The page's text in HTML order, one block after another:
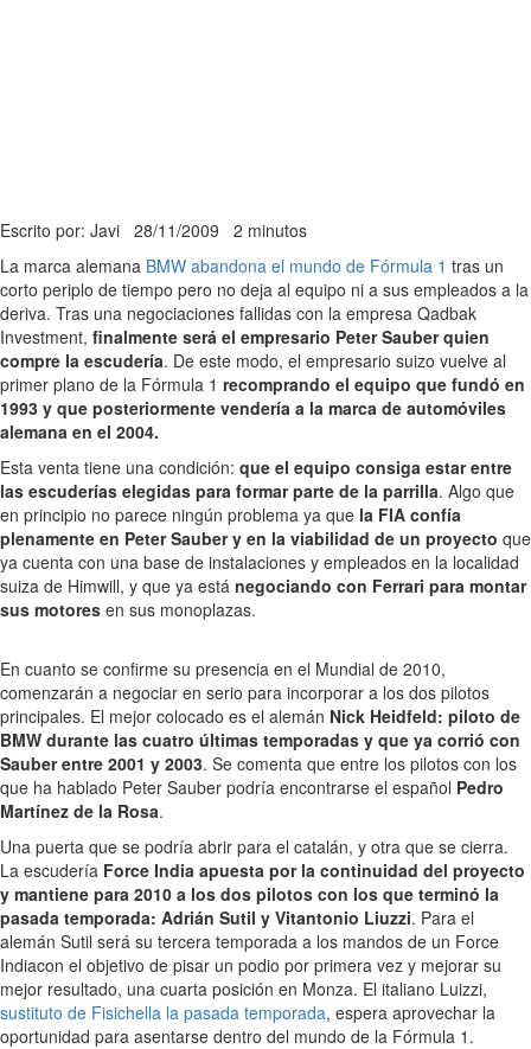
Escrito por: Javi 28/11/2009 2 minutos
La marca alemana BMW abandona el mundo de Fórmula 1 tras un
corto periplo de tiempo pero no deja al equipo ni a sus empleados a la
deriva. Tras una negociaciones fallidas con la empresa Qadbak
Investment, finalmente será el empresario Peter Sauber quien
compre la escudería. De este modo, el empresario suizo vuelve al
primer plano de la Fórmula 1 recomprando el equipo que fundó en
1993 y que posteriormente vendería a la marca de automóviles
alemana en el 2004.
Esta venta tiene una condición: que el equipo consiga estar entre
las escuderías elegidas para formar parte de la parrilla. Algo que
en principio no parece ningún problema ya que la FIA confía
plenamente en Peter Sauber y en la viabilidad de un proyecto que
ya cuenta con una base de instalaciones y empleados en la localidad
suiza de Himwill, y que ya está negociando con Ferrari para montar
sus motores en sus monoplazas.
En cuanto se confirme su presencia en el Mundial de 2010,
comenzarán a negociar en serio para incorporar a los dos pilotos
principales. El mejor colocado es el alemán Nick Heidfeld: piloto de
BMW durante las cuatro últimas temporadas y que ya corrió con
Sauber entre 2001 y 2003. Se comenta que entre los pilotos con los
que ha hablado Peter Sauber podría encontrarse el español Pedro
Martínez de la Rosa.
Una puerta que se podría abrir para el catalán, y otra que se cierra.
La escudería Force India apuesta por la continuidad del proyecto
y mantiene para 2010 a los dos pilotos con los que terminó la
pasada temporada: Adrián Sutil y Vitantonio Liuzzi. Para el
alemán Sutil será su tercera temporada a los mandos de un Force
Indiacon el objetivo de pisar un podio por primera vez y mejorar su
mejor resultado, una cuarta posición en Monza. El italiano Luizzi,
sustituto de Fisichella la pasada temporada, espera aprovechar la
oportunidad para asentarse dentro del mundo de la Fórmula 1.